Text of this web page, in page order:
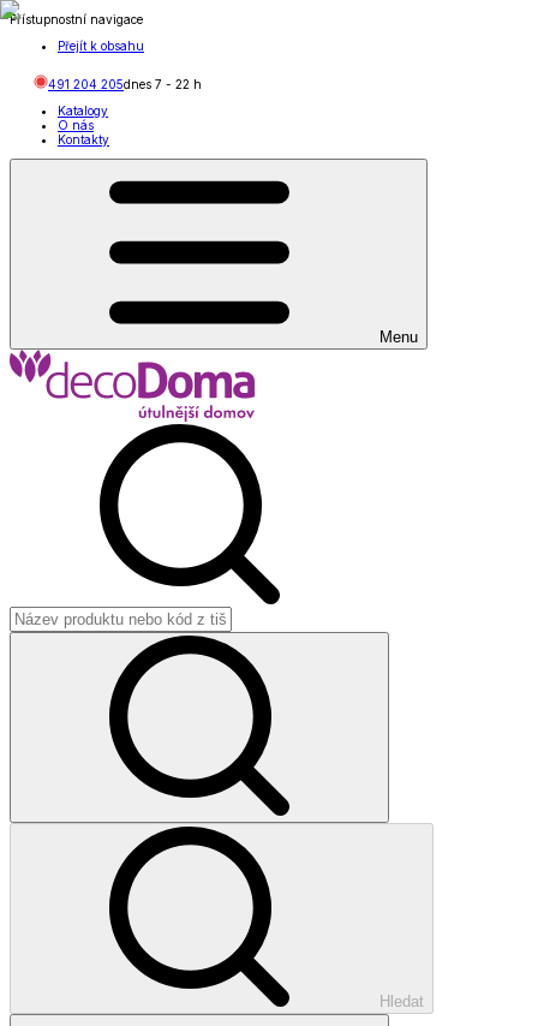
Přístupnostní navigace
Přejít k obsahu
491 204 205dnes 7 - 22 h
Katalogy
O nás
Kontakty
Menu
Hledat